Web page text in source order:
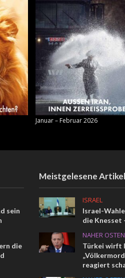
Januar – Februar 2026
sein
die
Meistgelesene Artikel
ISRAEL
Israel-
die Knesset
NAHER OSTEN
Türkei wirft
reagiert